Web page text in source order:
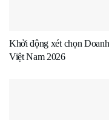
Khởi động xét chọn
Việt Nam 2026